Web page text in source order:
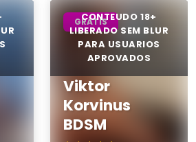
Viktor
Korvinus
BDSM
GRÁTIS